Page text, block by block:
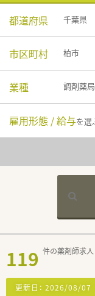
都道府県 千葉県
市区町村 柏市
業種 調剤薬局
雇用形態 / 給与を選
119 件の薬剤師求人
更新日： 2026/08/07